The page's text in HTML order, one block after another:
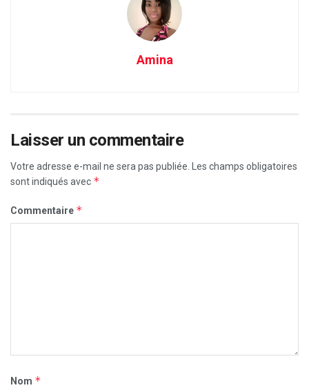
Amina
Laisser un commentaire
Votre adresse e-mail ne sera pas publiée.
Les champs obligatoires
sont indiqués avec *
Commentaire *
Nom *